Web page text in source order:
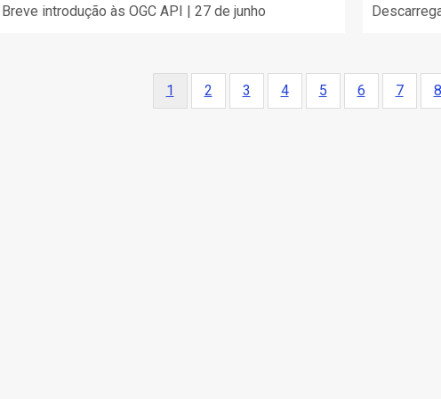
Breve introdução às OGC API | 27 de junho
Página
1 Página
2 Página
3 Página
4 Página
5 Página
6 Página
7 8